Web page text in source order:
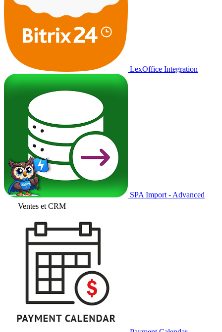
LexOffice Integration
SPA Import - Advanced
Ventes et CRM